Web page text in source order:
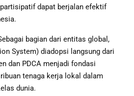
dapat berjalan efektif
bagian dari entitas global,
System) diadopsi langsung dari
dan PDCA menjadi fondasi
tenaga kerja lokal dalam
dunia.